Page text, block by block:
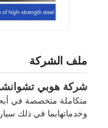
ملف الشركة
شركة هوبي تشوانشو
متكاملة متخصصة في
وخدماتهابما في ذلك